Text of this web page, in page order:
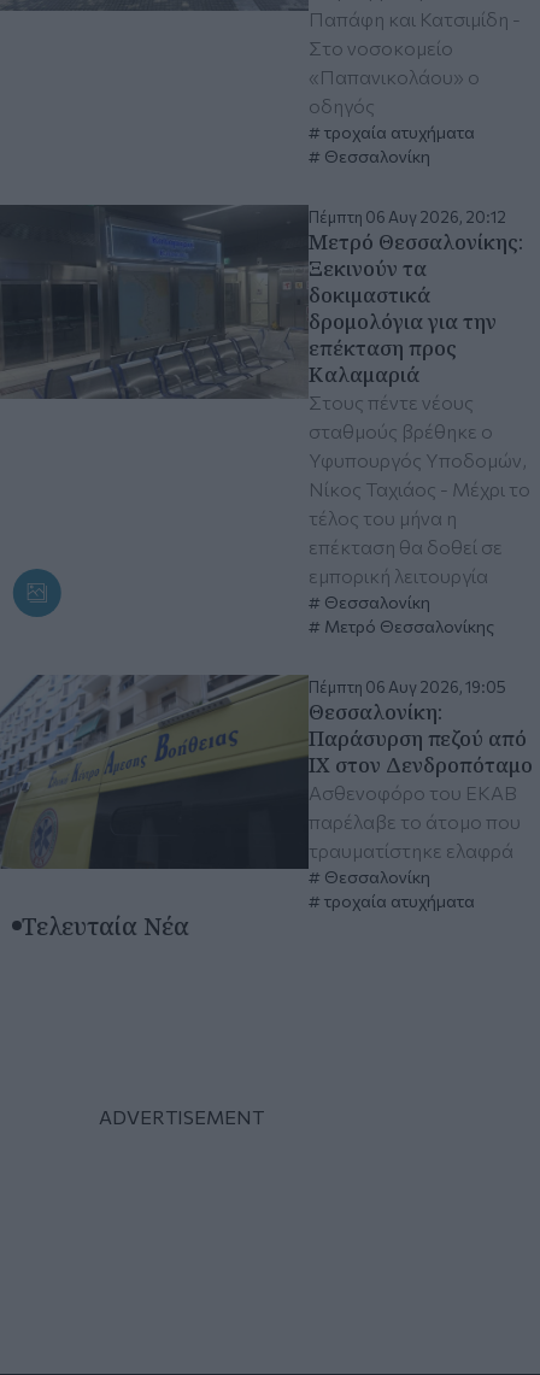
Παπάφη και Κατσιμίδη -
Στο νοσοκομείο
«Παπανικολάου» ο
οδηγός
τροχαία ατυχήματα
Θεσσαλονίκη
Πέμπτη 06 Αυγ 2026, 20:12
Μετρό Θεσσαλονίκης:
Ξεκινούν τα
δοκιμαστικά
δρομολόγια για την
επέκταση προς
Καλαμαριά
Στους πέντε νέους
σταθμούς βρέθηκε ο
Υφυπουργός Υποδομών,
Νίκος Ταχιάος - Μέχρι το
τέλος του μήνα η
επέκταση θα δοθεί σε
εμπορική λειτουργία
Θεσσαλονίκη
Μετρό Θεσσαλονίκης
Πέμπτη 06 Αυγ 2026, 19:05
Θεσσαλονίκη:
Παράσυρση πεζού από
ΙΧ στον Δενδροπόταμο
Ασθενοφόρο του ΕΚΑΒ
παρέλαβε το άτομο που
τραυματίστηκε ελαφρά
Θεσσαλονίκη
τροχαία ατυχήματα
Τελευταία Νέα